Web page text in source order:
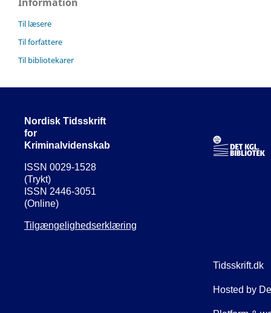
Til læsere
Til forfattere
Til bibliotekarer
Nordisk Tidsskrift
for
Kriminalvidenskab
ISSN 0029-1528
(Trykt)
ISSN 2446-3051
(Online)
Tilgængelighedserklæring